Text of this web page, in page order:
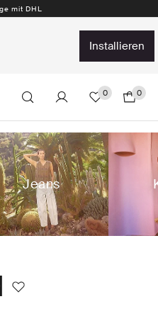
30 Tage
installieren
0 0
Jeans